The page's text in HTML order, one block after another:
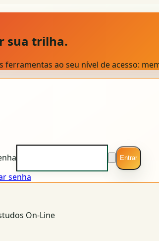
sua trilha.
ferramentas ao seu nível de acesso:
Entrar
senha
On-Line